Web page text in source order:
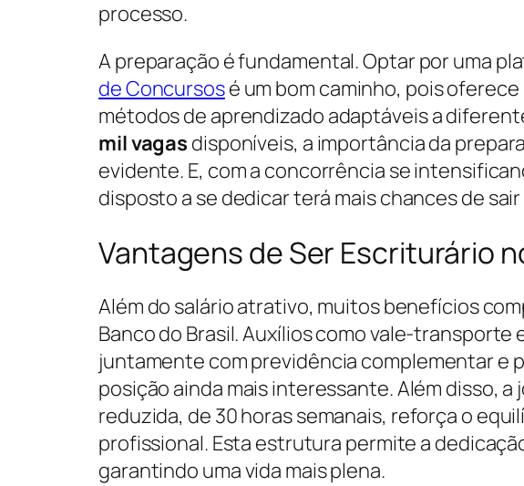
processo.
A preparação é fundamental. Optar por uma
de Concursosé um bom caminho, pois oferece
métodos de aprendizado adaptáveis a
mil vagas disponíveis, a importância da
evidente. E, com a concorrência se
disposto a se dedicar terá mais chances de
Vantagens de Ser Escriturário
Além do salário atrativo, muitos benefícios
Banco do Brasil. Auxílios como vale-transporte
juntamente com previdência complementar e
posição ainda mais interessante. Além disso,
reduzida, de 30 horas semanais, reforça o
profissional. Esta estrutura permite a
garantindo uma vida mais plena.